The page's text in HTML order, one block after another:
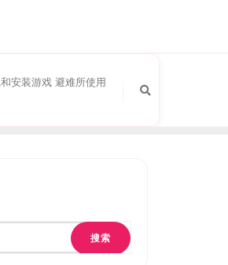
安装游戏 避难所使用
搜索